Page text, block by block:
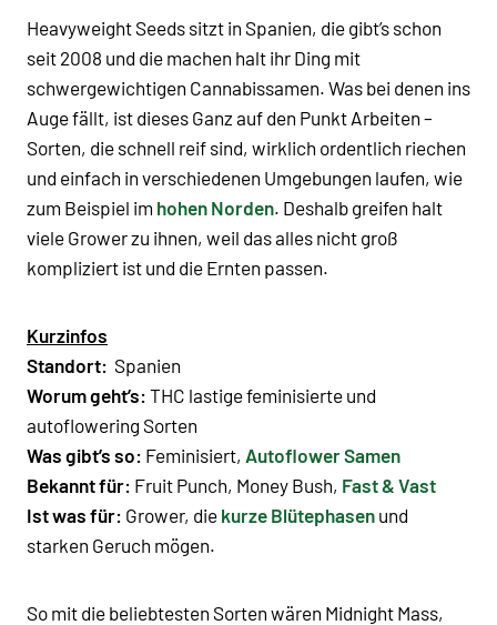
Heavyweight Seeds sitzt in Spanien, die gibt’s schon
seit 2008 und die machen halt ihr Ding mit
schwergewichtigen Cannabissamen. Was bei denen ins
Auge fällt, ist dieses Ganz auf den Punkt Arbeiten –
Sorten, die schnell reif sind, wirklich ordentlich riechen
und einfach in verschiedenen Umgebungen laufen, wie
zum Beispiel im hohen Norden. Deshalb greifen halt
viele Grower zu ihnen, weil das alles nicht groß
kompliziert ist und die Ernten passen.
Kurzinfos
Standort: Spanien
Worum geht’s: THC lastige feminisierte und
autoflowering Sorten
Was gibt’s so: Feminisiert, Autoflower Samen
Bekannt für: Fruit Punch, Money Bush, Fast & Vast
Ist was für: Grower, die kurze Blütephasen und
starken Geruch mögen.
So mit die beliebtesten Sorten wären Midnight Mass,